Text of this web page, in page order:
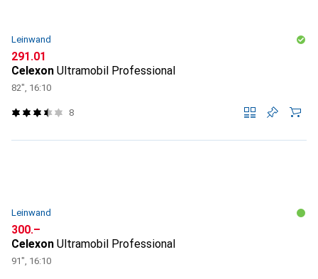
Leinwand
CHF
291.01
Celexon Ultramobil Professional
82", 16:10
8
Leinwand
CHF
300.–
Celexon Ultramobil Professional
91", 16:10